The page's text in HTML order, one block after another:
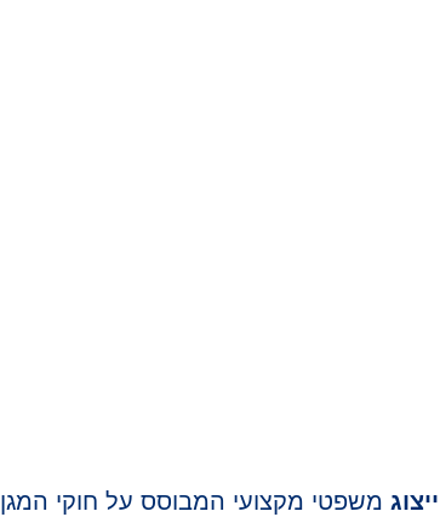
ייצוג משפטי מקצועי המבוסס על חוקי המגן